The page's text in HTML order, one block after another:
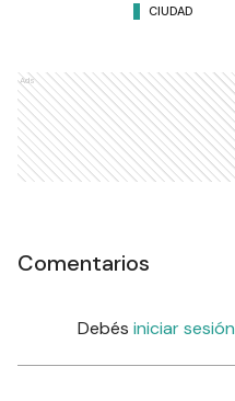
CIUDAD
Ads
Comentarios
Debés iniciar sesión